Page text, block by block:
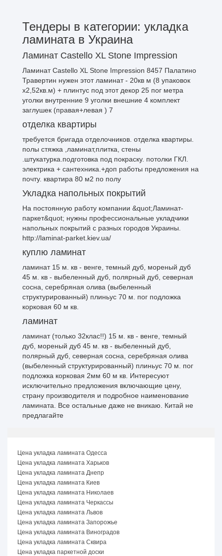
Тендеры в категории: укладка
ламината в Украина
Ламинат Castello XL Stone Impression
Ламинат Castello XL Stone Impression 8457 Палатино
Травертин нужен этот ламинат - 20кв м (8 упаковок
х2,52кв.м) + плинтус под этот декор 25 пог метра
уголки внутренние 9 уголки внешние 4 комплект
заглушек (правая+левая ) 7
отделка квартиры
требуется бригада отделочников. отделка квартиры.
полы стяжка ,ламинат,плитка, стены
.штукатурка.подготовка под покраску. потолки ГКЛ.
электрика + сантехника.+доп работы предложения на
почту. квартира 80 м2 по полу
Укладка напольных покрытий
На постоянную работу компании &quot;Ламинат-
паркет&quot; нужны профессиональные укладчики
напольных покрытий с разных городов Украины.
http://laminat-parket.kiev.ua/
куплю ламинат
ламинат 15 м. кв - венге, темный дуб, мореный дуб
45 м. кв - выбеленный дуб, полярный дуб, северная
сосна, серебряная олива (выбеленный
структурированный) плиньус 70 м. пог подложка
корковая 60 м кв.
ламинат
ламинат (только 32клас!!) 15 м. кв - венге, темный
дуб, мореный дуб 45 м. кв - выбеленный дуб,
полярный дуб, северная сосна, серебряная олива
(выбеленный структурированный) плиньус 70 м. пог
подложка корковая 2мм 60 м кв. Интересуют
исключительно предложения включающие цену,
страну производителя и подробное наименование
ламината. Все остальные даже не вникаю. Китай не
предлагайте
Цена укладка ламината Одесса
Цена укладка ламината Харьков
Цена укладка ламината Днепр
Цена укладка ламината Киев
Цена укладка ламината Николаев
Цена укладка ламината Черкассы
Цена укладка ламината Львов
Цена укладка ламината Запорожье
Цена укладка ламината Виноградов
Цена укладка ламината Сквира
Цена укладка паркетной доски